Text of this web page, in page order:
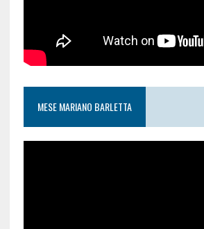
MESE MARIANO BARLETTA